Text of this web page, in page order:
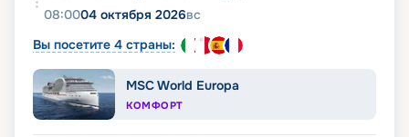
08:0004 октября 2026вс
Вы посетите 4 страны:
MSC World Europa
КОМФОРТ